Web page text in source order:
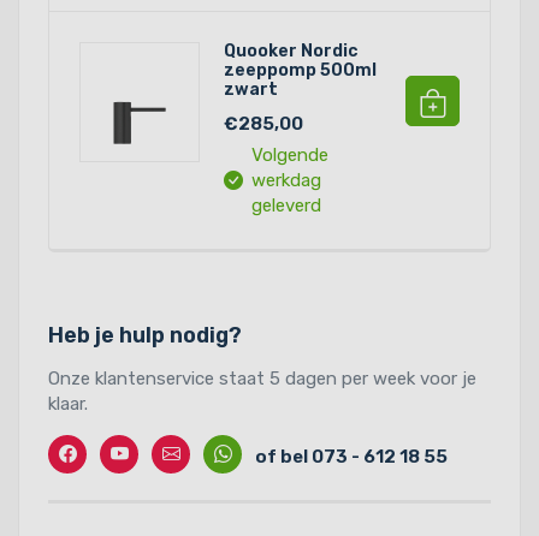
Quooker Nordic
zeeppomp 500ml
zwart
€285,00
Volgende
werkdag
geleverd
Heb je hulp nodig?
Onze klantenservice staat 5 dagen per week voor je
klaar.
Facebook
TwitterContactWhatssapp
of bel 073 - 612 18 55